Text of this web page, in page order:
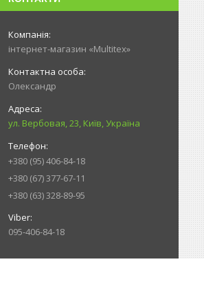
інтернет-магазин «Multitex»
Олександр
ул. Вербовая, 23, Київ, Україна
+380 (95) 406-84-18
+380 (67) 377-67-11
+380 (63) 328-89-95
095-406-84-18